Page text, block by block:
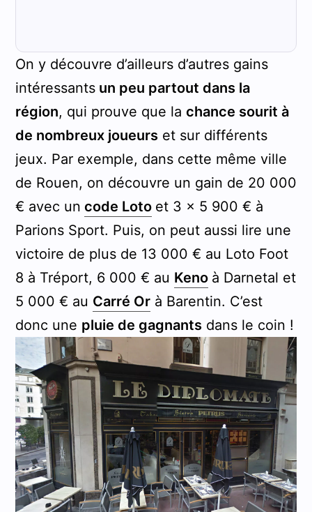
On y découvre d’ailleurs d’autres gains
intéressantsun peu partout dans la
région, qui prouve que la chance sourit à
de nombreux joueurset sur différents
jeux. Par exemple, dans cette même ville
de Rouen, on découvre un gain de 20 000
€ avec un code Loto et 3 x 5 900 € à
Parions Sport. Puis, on peut aussi lire une
victoire de plus de 13 000 € au Loto Foot
8 à Tréport, 6 000 € au Keno à Darnetal et
5 000 € au Carré Orà Barentin. C’est
donc une pluie de gagnantsdans le coin !